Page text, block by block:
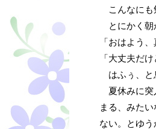
こんなにも
とにかく朝
「おはよう
「大丈夫だ
はふぅ、と
夏休みに突
まる、みた
ない。とゆ